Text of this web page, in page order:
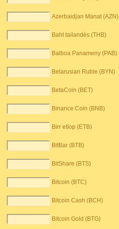
Azerbaidjan Manat (AZN)
Baht tailandès (THB)
Balboa Panameny (PAB)
Belarusian Ruble (BYN)
BetaCoin (BET)
Binance Coin (BNB)
Birr etíop (ETB)
BitBar (BTB)
BitShare (BTS)
Bitcoin (BTC)
Bitcoin Cash (BCH)
Bitcoin Gold (BTG)